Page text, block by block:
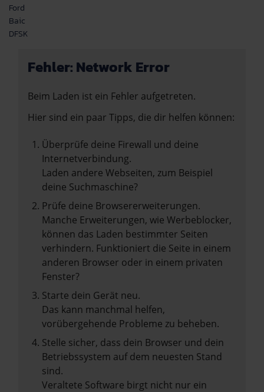
Ford
Baic
DFSK
Fehler: Network Error
Beim Laden ist ein Fehler aufgetreten.
Hier sind ein paar Tipps, die dir helfen können:
Überprüfe deine Firewall und deine
Internetverbindung.
Laden andere Webseiten, zum Beispiel
deine Suchmaschine?
Prüfe deine Browsererweiterungen.
Manche Erweiterungen, wie Werbeblocker,
können das Laden bestimmter Seiten
verhindern. Funktioniert die Seite in einem
anderen Browser oder in einem privaten
Fenster?
Starte dein Gerät neu.
Das kann manchmal helfen,
vorübergehende Probleme zu beheben.
Stelle sicher, dass dein Browser und dein
Betriebssystem auf dem neuesten Stand
sind.
Veraltete Software birgt nicht nur ein